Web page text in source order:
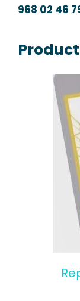
968 02 46